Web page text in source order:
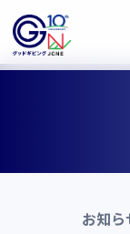
お知ら